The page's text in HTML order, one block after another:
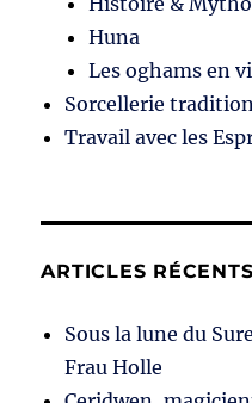
Huna
Les oghams en
Sorcellerie
Travail avec les
ARTICLES RÉCENTS
Sous la lune du
Frau Holle